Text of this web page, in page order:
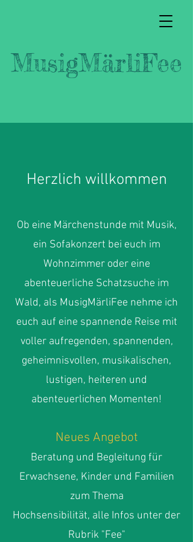
MusigMärliFee
Herzlich willkommen
Ob eine Märchenstunde mit Musik,
ein Sofakonzert bei euch im
Wohnzimmer oder eine
abenteuerliche Schatzsuche im
Wald, als MusigMärliFee nehme ich
euch auf eine spannende Reise mit
voller aufregenden, spannenden,
geheimnisvollen, musikalischen,
lustigen, heiteren und
abenteuerlichen Momenten!
Neues Angebot
Beratung und Begleitung für
Erwachsene, Kinder und Familien
zum Thema
Hochsensibilität, alle Infos unter der
Rubrik "Fee"